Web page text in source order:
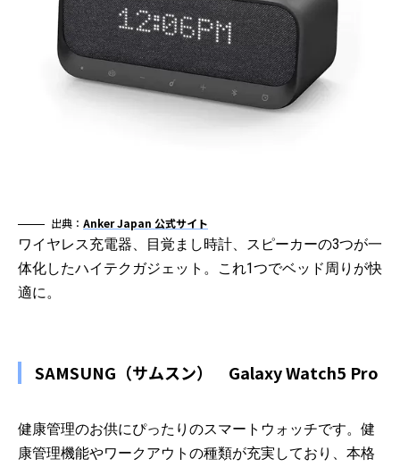
出典： Anker Japan 公式サイト
ワイヤレス充電器、目覚まし時計、スピーカーの3つが一
体化したハイテクガジェット。これ1つでベッド周りが快
適に。
SAMSUNG（サムスン） Galaxy Watch5 Pro
健康管理のお供にぴったりのスマートウォッチです。健
康管理機能やワークアウトの種類が充実しており、本格